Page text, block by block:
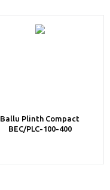
Ballu Plinth Compact
BEC/PLC-100-400